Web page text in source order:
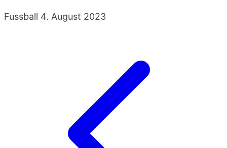
Fussball 4. August 2023